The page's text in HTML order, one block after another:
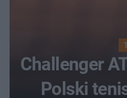
Challenger
Polski